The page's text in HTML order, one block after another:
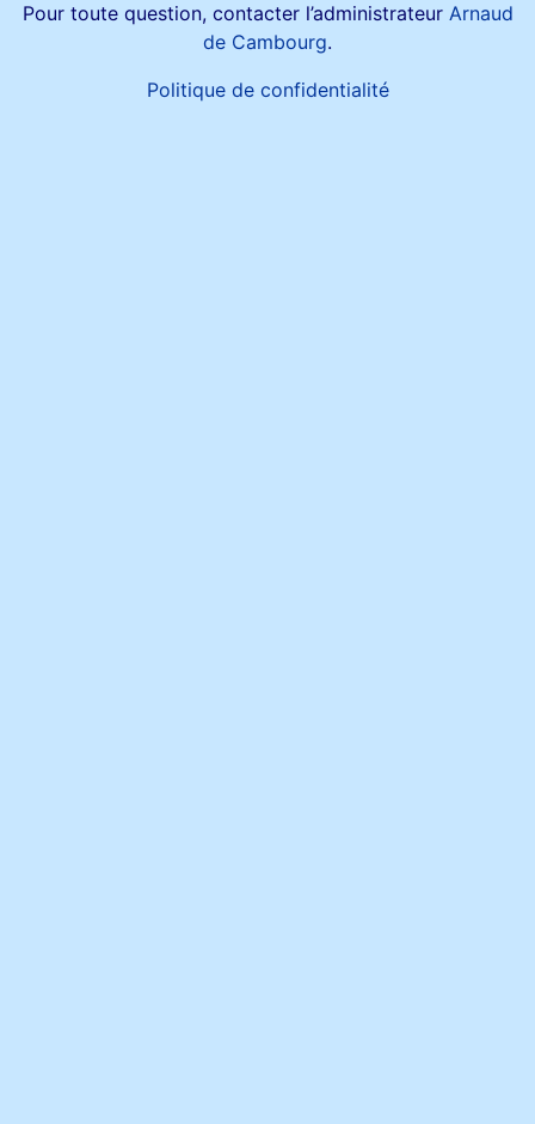
Pour toute question, contacter l’administrateur Arnaud
de Cambourg.
Politique de confidentialité